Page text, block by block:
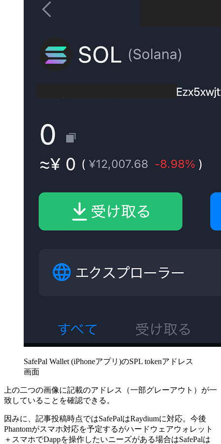
SafePal Wallet (iPhoneアプリ)のSPL tokenアドレス
画面
上の二つの画像に記載のアドレス（一部グレーアウト）が一
致していることを確認できる。
因みに、記事投稿時点ではSafePalはRaydiumに対応。今後
Phantomがスマホ対応を予定するがハードウェアウォレット
＋スマホでDappを操作したいニーズがある場合はSafePalは